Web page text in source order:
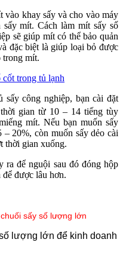
vào khay sấy và cho vào máy
mít. Cách làm mít sấy số
sẽ giúp mít có thể bảo quản
đặc biệt là giúp loại bỏ được
trong mít.
cốt trong tủ lạnh
công nghiệp, bạn cài đặt
gian từ 10 – 14 tiếng tùy
mít. Nếu bạn muốn sấy
20%, còn muốn sấy dẻo cài
thời gian xuống.
ra để nguội sau đó đóng hộp
được lâu hơn.
sấy số lượng lớn
lượng lớn để kinh doanh